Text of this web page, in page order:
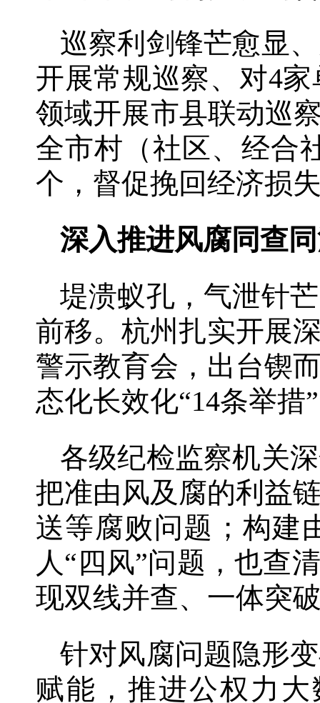
巡察利剑锋芒愈显
开展常规巡察、对4
领域开展市县联动巡
全市村（社区、经合
个，督促挽回经济损
深入推进风腐同查
堤溃蚁孔，气泄针
前移。杭州扎实开展
警示教育会，出台锲
态化长效化“14条举
各级纪检监察机关
把准由风及腐的利益
送等腐败问题；构建
人“四风”问题，也查
现双线并查、一体突
针对风腐问题隐形
赋能，推进公权力